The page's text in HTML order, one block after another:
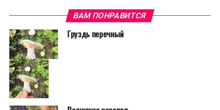
ВАМ ПОНРАВИТСЯ
Груздь перечный